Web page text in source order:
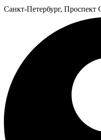
Санкт-Петербург, Проспект